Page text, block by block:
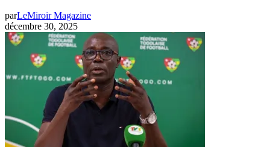
parLeMiroir Magazine
décembre 30, 2025